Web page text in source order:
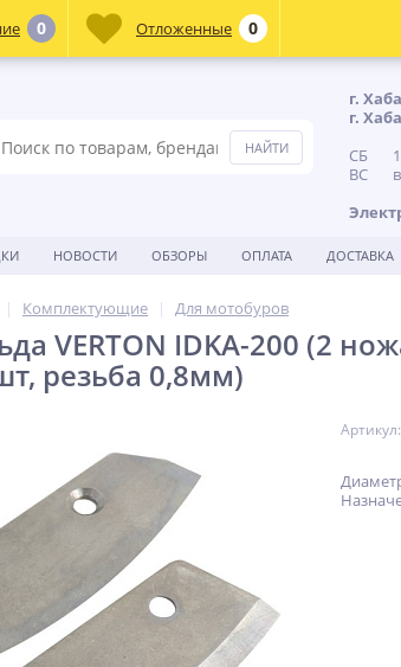
г.
г.
СБ
ВС
НОВОСТИ ОБЗОРЫ ОПЛАТА ДОСТАВКА
Комплектующие Для мотобуров
VERTON IDKA-200 (2
резьба 0,8мм)
0 Отложенные 0